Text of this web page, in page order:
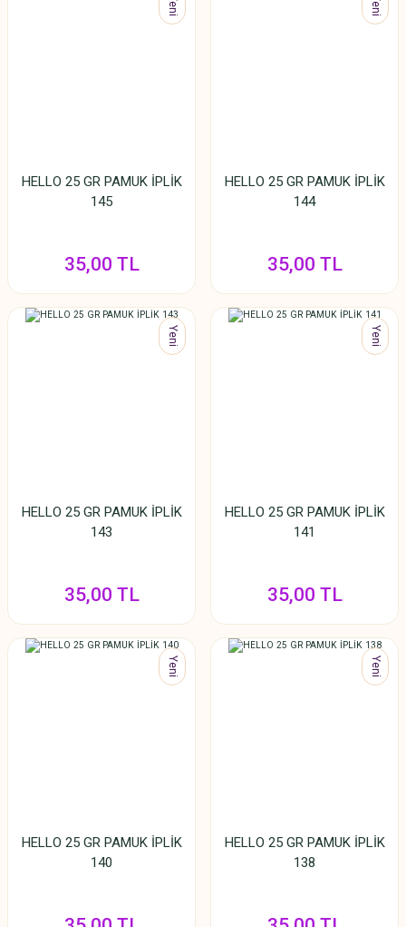
Yeni
HELLO 25 GR PAMUK İPLİK
145
35,00 TL
Yeni
HELLO 25 GR PAMUK İPLİK
144
35,00 TL
Yeni
HELLO 25 GR PAMUK İPLİK
143
35,00 TL
Yeni
HELLO 25 GR PAMUK İPLİK
141
35,00 TL
Yeni
HELLO 25 GR PAMUK İPLİK
140
Yeni
HELLO 25 GR PAMUK İPLİK
138